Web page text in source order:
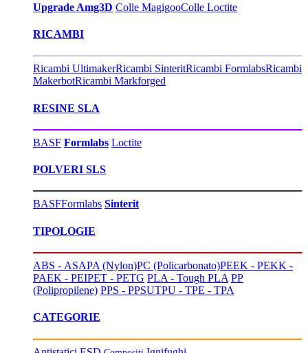
Upgrade Amg3D Colle MagigooColle Loctite
RICAMBI
Ricambi UltimakerRicambi SinteritRicambi FormlabsRicambi
MakerbotRicambi Markforged
RESINE SLA
BASF Formlabs Loctite
POLVERI SLS
BASFFormlabs Sinterit
TIPOLOGIE
ABS - ASAPA (Nylon)PC (Policarbonato)PEEK - PEKK -
PAEK - PEIPET - PETG PLA - Tough PLA PP
(Polipropilene) PPS - PPSUTPU - TPE - TPA
CATEGORIE